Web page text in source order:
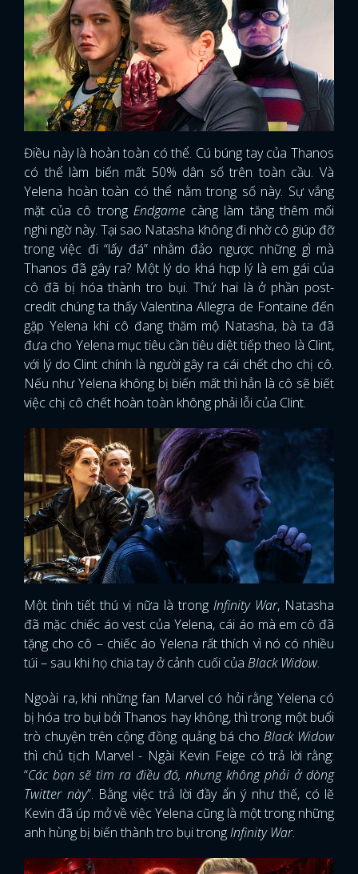
Điều này là hoàn toàn có thể. Cú búng tay của Thanos
có thể làm biến mất 50% dân số trên toàn cầu. Và
Yelena hoàn toàn có thể nằm trong số này. Sự vắng
mặt của cô trong Endgame càng làm tăng thêm mối
nghi ngờ này. Tại sao Natasha không đi nhờ cô giúp đỡ
trong việc đi “lấy đá” nhằm đảo ngược những gì mà
Thanos đã gây ra? Một lý do khá hợp lý là em gái của
cô đã bị hóa thành tro bụi. Thứ hai là ở phần post-
credit chúng ta thấy Valentina Allegra de Fontaine đến
gặp Yelena khi cô đang thăm mộ Natasha, bà ta đã
đưa cho Yelena mục tiêu cần tiêu diệt tiếp theo là Clint,
với lý do Clint chính là người gây ra cái chết cho chị cô.
Nếu như Yelena không bị biến mất thì hẳn là cô sẽ biết
việc chị cô chết hoàn toàn không phải lỗi của Clint.
Một tình tiết thú vị nữa là trong Infinity War, Natasha
đã mặc chiếc áo vest của Yelena, cái áo mà em cô đã
tặng cho cô – chiếc áo Yelena rất thích vì nó có nhiều
túi – sau khi họ chia tay ở cảnh cuối của Black Widow.
Ngoài ra, khi những fan Marvel có hỏi rằng Yelena có
bị hóa tro bụi bởi Thanos hay không, thì trong một buổi
trò chuyện trên cộng đồng quảng bá cho Black Widow
thì chủ tịch Marvel - Ngài Kevin Feige có trả lời rằng:
“Các bạn sẽ tìm ra điều đó, nhưng không phải ở dòng
Twitter này”. Bằng việc trả lời đầy ẩn ý như thế, có lẽ
Kevin đã úp mở về việc Yelena cũng là một trong những
anh hùng bị biến thành tro bụi trongInfinity War.